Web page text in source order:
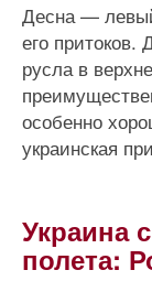
Десна —
его
русла в
особенно
украинская
Украина
полета: